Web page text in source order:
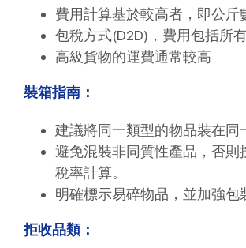
費用計算基於較高者，即公斤
包稅方式(D2D)，費用包括所有
高級貨物的運費通常較高
裝箱指南：
建議將同一類型的物品裝在同
避免混裝非同質性產品，否則
稅率計算。
明確標示易碎物品，並加強包
拒收品類：